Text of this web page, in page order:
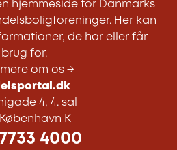
hjemmeside for Danmarks
Her kan
de har eller får
brug for.
om os →
4, 4. sal
København K
4000